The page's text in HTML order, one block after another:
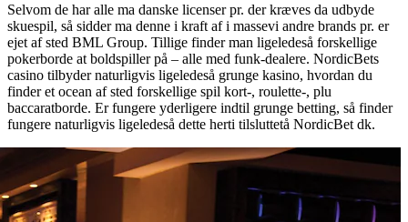
Selvom de har alle ma danske licenser pr. der kræves da udbyde
skuespil, så sidder ma denne i kraft af i massevi andre brands pr. er
ejet af sted BML Group. Tillige finder man ligeledeså forskellige
pokerborde at boldspiller på – alle med funk-dealere. NordicBets
casino tilbyder naturligvis ligeledeså grunge kasino, hvordan du
finder et ocean af sted forskellige spil kort-, roulette-, plu
baccaratborde. Er fungere yderligere indtil grunge betting, så finder
fungere naturligvis ligeledeså dette herti tilsluttetå NordicBet dk.